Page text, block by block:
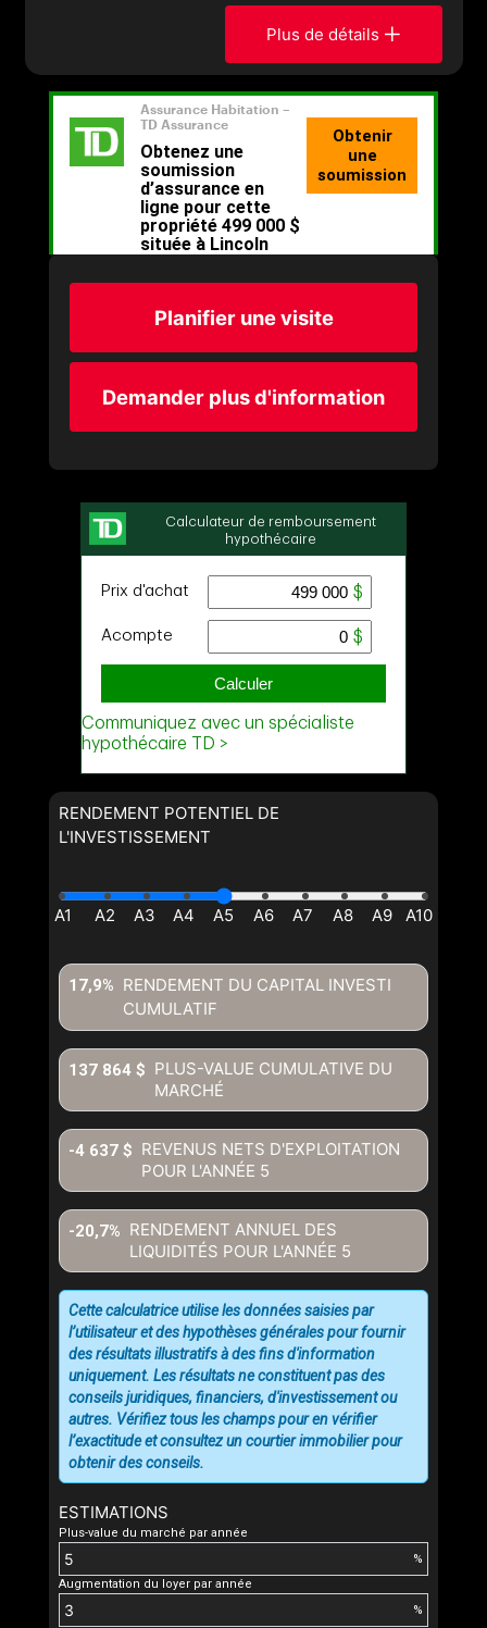
Plus de détails
Planifier une visite
Demander plus d'information
RENDEMENT POTENTIEL DE
L'INVESTISSEMENT
RENDEMENT DU CAPITAL INVESTI
CUMULATIF
17,9%
PLUS-VALUE CUMULATIVE DU
MARCHÉ
137 864 $
REVENUS NETS D'EXPLOITATION
POUR L'ANNÉE 5
-4 637 $
RENDEMENT ANNUEL DES
LIQUIDITÉS POUR L'ANNÉE 5
-20,7%
ESTIMATIONS
Plus-value du marché par année
%
Augmentation du loyer par année
%
Cette calculatrice utilise les données saisies par
l’utilisateur et des hypothèses générales pour fournir
des résultats illustratifs à des fins d'information
uniquement. Les résultats ne constituent pas des
conseils juridiques, financiers, d'investissement ou
autres. Vérifiez tous les champs pour en vérifier
l’exactitude et consultez un courtier immobilier pour
obtenir des conseils.